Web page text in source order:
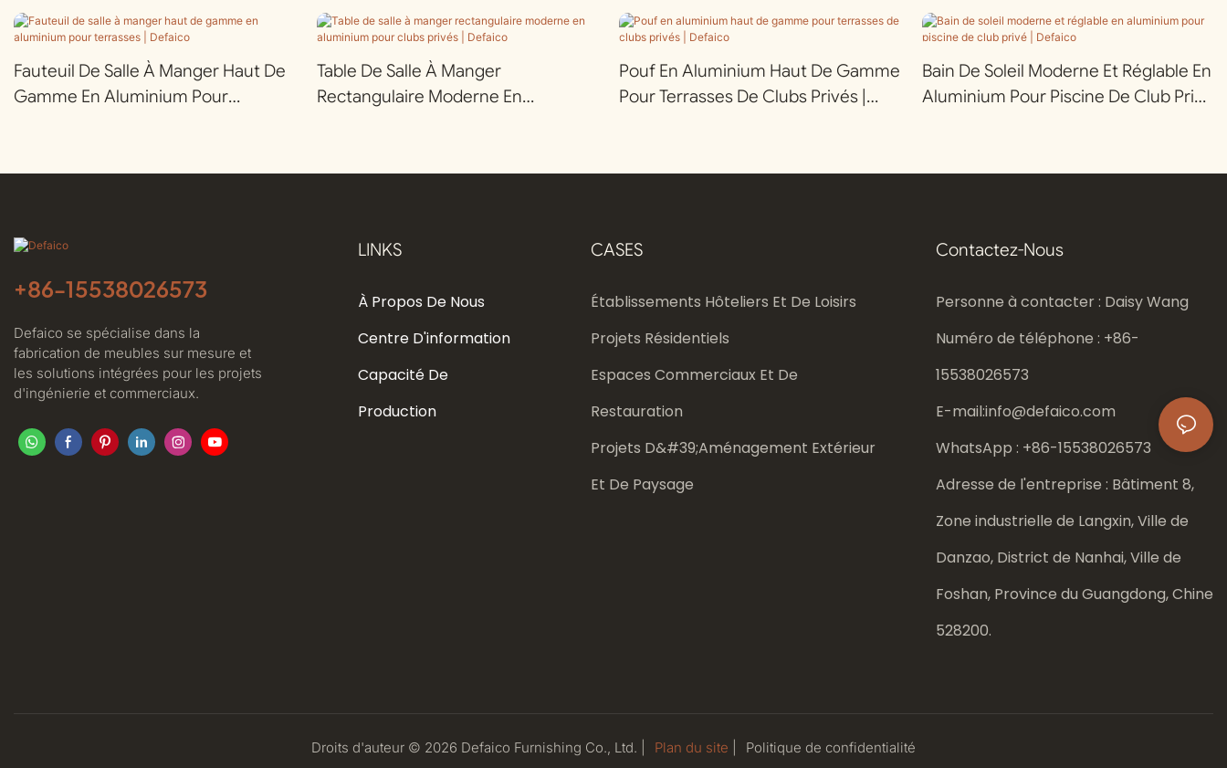
Fauteuil De Salle À Manger Haut De
Gamme En Aluminium Pour
Table De Salle À Manger
Rectangulaire Moderne En
Pouf En Aluminium Haut De Gamme
Pour Terrasses De Clubs Privés |
Bain De Soleil Moderne Et Réglable En
Aluminium Pour Piscine De Club Privé
+86-15538026573
Defaico se spécialise dans la
fabrication de meubles sur mesure et
les solutions intégrées pour les projets
d'ingénierie et commerciaux.
LINKS
À Propos De Nous
Centre D'information
Capacité De
Production
CASES
Établissements Hôteliers Et De Loisirs
Projets Résidentiels
Espaces Commerciaux Et De
Restauration
Projets D&#39;aménagement Extérieur
Et De Paysage
Contactez-Nous
Personne à contacter : Daisy Wang
Numéro de téléphone : +86-
15538026573
E-mail:info@defaico.com
WhatsApp : +86-15538026573
Adresse de l'entreprise : Bâtiment 8,
Zone industrielle de Langxin, Ville de
Danzao, District de Nanhai, Ville de
Foshan, Province du Guangdong, Chine
528200.
Droits d'auteur © 2026 Defaico Furnishing Co., Ltd. | Plan du site Politique de confidentialité